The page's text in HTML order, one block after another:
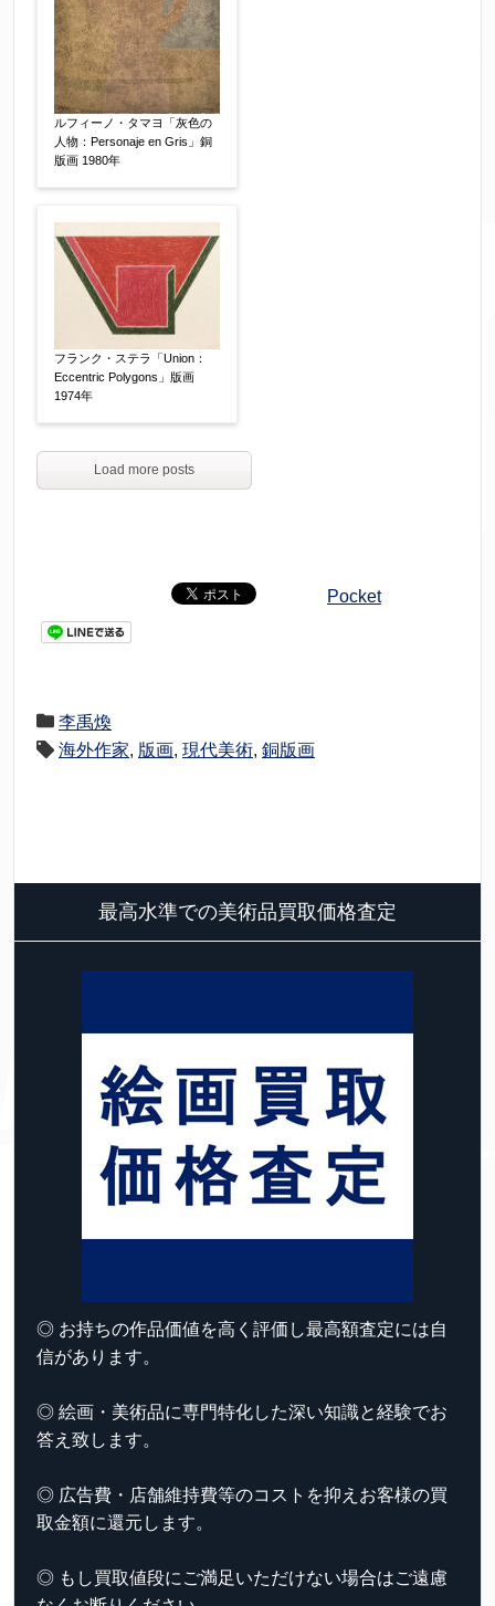
ルフィーノ・タマヨ「灰色の
人物：Personaje en Gris」銅
版画 1980年
フランク・ステラ「Union：
Eccentric Polygons」版画
1974年
Load more posts
Pocket
李禹煥
海外作家, 版画, 現代美術, 銅版画
最高水準での美術品買取価格査定
◎ お持ちの作品価値を高く評価し最高額査定には自
信があります。
◎ 絵画・美術品に専門特化した深い知識と経験でお
答え致します。
◎ 広告費・店舗維持費等のコストを抑えお客様の買
取金額に還元します。
◎ もし買取値段にご満足いただけない場合はご遠慮